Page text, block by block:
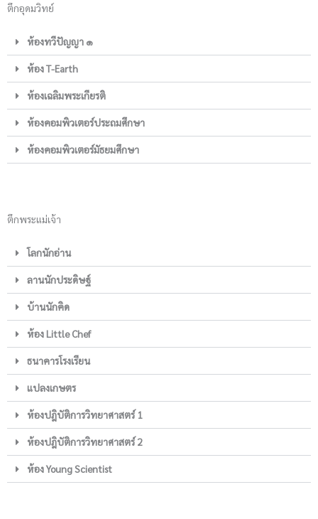
ตึกอุดมวิทย์
ห้องทวีปัญญา ๑
ห้อง T-Earth
ห้องเฉลิมพระเกียรติ
ห้องคอมพิวเตอร์ประถมศึกษา
ห้องคอมพิวเตอร์มัธยมศึกษา
ตึกพระแม่เจ้า
โลกนักอ่าน
ลานนักประดิษฐ์
บ้านนักคิด
ห้อง Little Chef
ธนาคารโรงเรียน
แปลงเกษตร
ห้องปฎิบัติการวิทยาศาสตร์ 1
ห้องปฎิบัติการวิทยาศาสตร์ 2
ห้อง Young Scientist